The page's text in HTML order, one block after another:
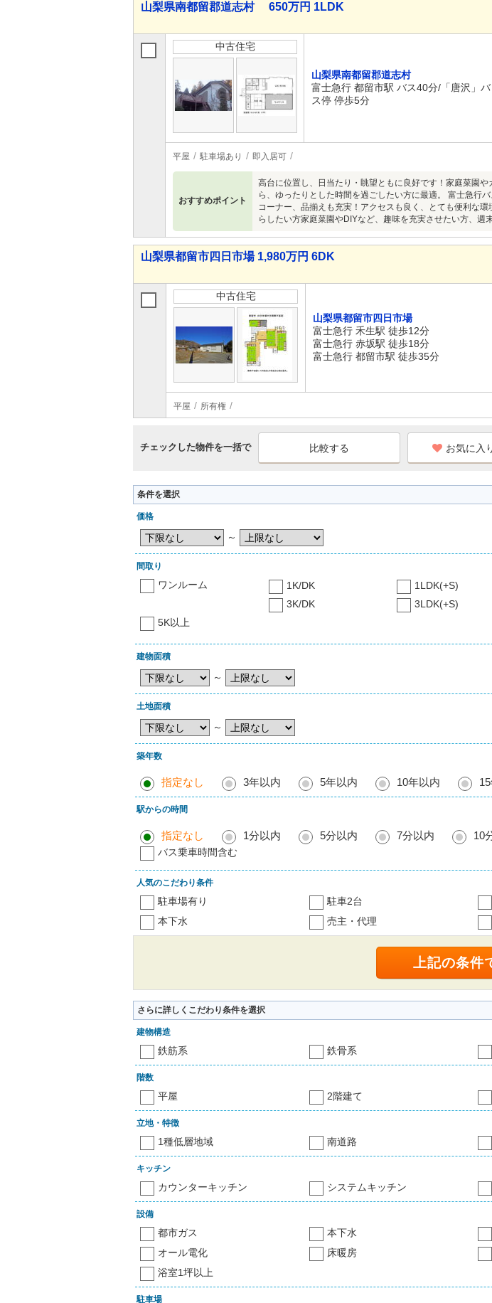
山梨県南都留郡道志村 650万円 1LDK
中古住宅
山梨県南都留郡道志村
富士急行 都留市駅 バス40分/「唐沢」バ
ス停 停歩5分
平屋 駐車場あり 即入居可
おすすめポイント
高台に位置し、日当たり・眺望ともに良好です！家庭菜園
ら、ゆったりとした時間を過ごしたい方に最適。 富士急行
コーナー、品揃えも充実！アクセスも良く、とても便利な
らしたい方家庭菜園やDIYなど、趣味を充実させたい方、週
山梨県都留市四日市場 1,980万円 6DK
中古住宅
山梨県都留市四日市場
富士急行 禾生駅 徒歩12分
富士急行 赤坂駅 徒歩18分
富士急行 都留市駅 徒歩35分
平屋 所有権
チェックした物件を一括で お気に入
条件を選択
価格
～
間取り
ワンルーム 1K/DK 1LDK(+S)
3K/DK
3LDK(+S)
5K以上
建物面積
～
土地面積
～
築年数
指定なし 3年以内 5年以内 10年以内
駅からの時間
指定なし 1分以内 5分以内 7分以内 10
バス乗車時間含む
人気のこだわり条件
駐車場有り 駐車2台
本下水
売主・代理
さらに詳しくこだわり条件を選択
建物構造
鉄筋系 鉄骨系
階数
平屋 2階建て
立地・特徴
1種低層地域 南道路
キッチン
カウンターキッチン システムキッチン
設備
都市ガス 本下水
オール電化
床暖房
浴室1坪以上
駐車場